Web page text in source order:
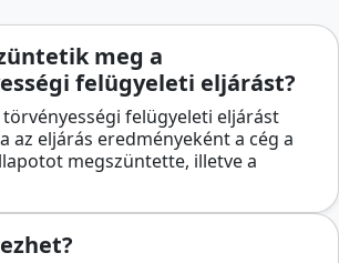
meg a
felügyeleti eljárást?
felügyeleti eljárást
az eljárás eredményeként a cég a
megszüntette, illetve a